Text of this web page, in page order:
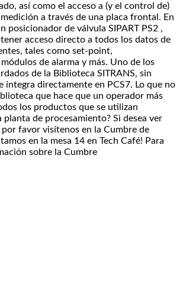
así como el acceso a (y el control de)
a través de una placa frontal. En
posicionador de válvula SIPART PS2 ,
acceso directo a todos los datos de
tales como set-point,
de alarma y más. Uno de los
de la Biblioteca SITRANS, sin
integra directamente en PCS7. Lo que no
que hace que un operador más
los productos que se utilizan
de procesamiento? Si desea ver
favor visítenos en la Cumbre de
en la mesa 14 en Tech Café! Para
sobre la Cumbre